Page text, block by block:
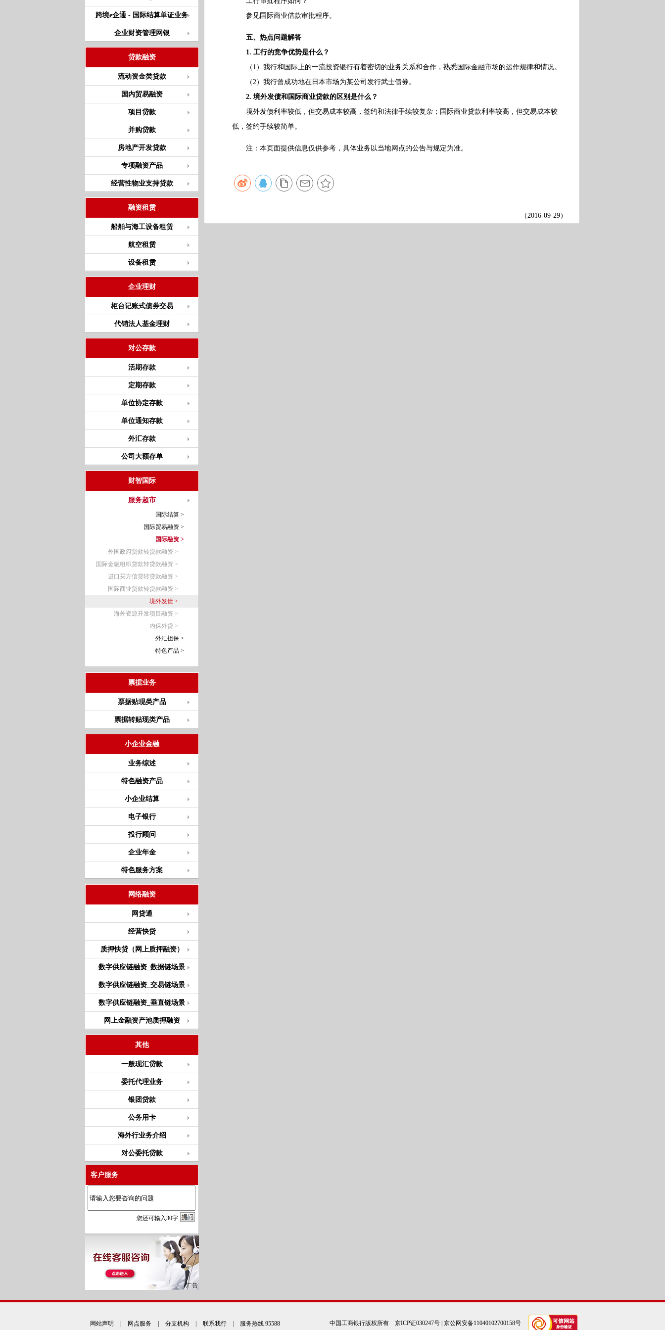
跨境e企通 - 国际结算单证业务
企业财资管理网银
贷款融资
流动资金类贷款
国内贸易融资
项目贷款
并购贷款
房地产开发贷款
专项融资产品
经营性物业支持贷款
融资租赁
船舶与海工设备租赁
航空租赁
设备租赁
企业理财
柜台记账式债券交易
代销法人基金理财
对公存款
活期存款
定期存款
单位协定存款
单位通知存款
外汇存款
公司大额存单
财智国际
服务超市
国际结算 >
国际贸易融资 >
国际融资 >
外国政府贷款转贷款融资 >
国际金融组织贷款转贷款融资 >
进口买方信贷转贷款融资 >
国际商业贷款转贷款融资 >
境外发债 >
海外资源开发项目融资 >
内保外贷 >
外汇担保 >
特色产品 >
票据业务
票据贴现类产品
票据转贴现类产品
小企业金融
业务综述
特色融资产品
小企业结算
电子银行
投行顾问
企业年金
特色服务方案
网络融资
网贷通
经营快贷
质押快贷（网上质押融资）
数字供应链融资_数据链场景
数字供应链融资_交易链场景
数字供应链融资_垂直链场景
网上金融资产池质押融资
其他
一般现汇贷款
委托代理业务
银团贷款
公务用卡
海外行业务介绍
对公委托贷款
客户服务
您还可输入30字
参见国际商业借款审批程序。
五、热点问题解答
1. 工行的竞争优势是什么？
（1）我行和国际上的一流投资银行有着密切的业务关系和合作，熟悉国际金融市场的运作规律和情况。
（2）我行曾成功地在日本市场为某公司发行武士债券。
2. 境外发债和国际商业贷款的区别是什么？
境外发债利率较低，但交易成本较高，签约和法律手续较复杂；国际商业贷款利率较高，但交易成本较
低，签约手续较简单。
注：本页面提供信息仅供参考，具体业务以当地网点的公告与规定为准。
（2016-09-29）
网站声明 网点服务 分支机构 联系我行 | 服务热线 95588 中国工商银行版权所有 京ICP证030247号 京公网安备11040102700158号